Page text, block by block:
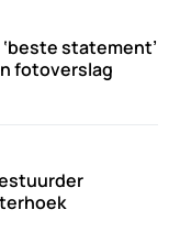
statement’
fotoverslag